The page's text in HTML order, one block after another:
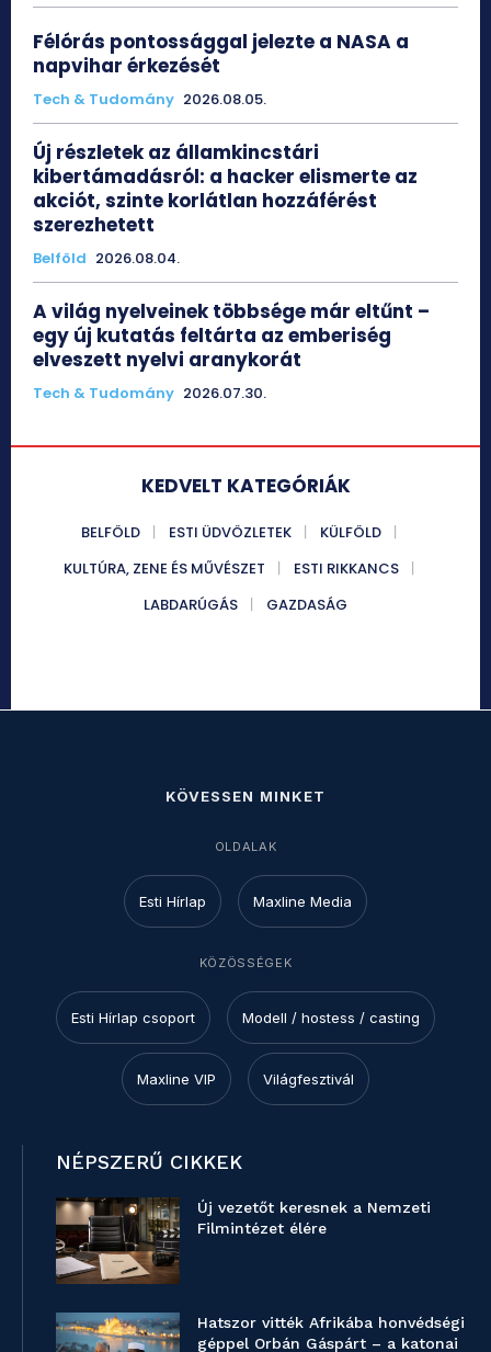
Félórás pontossággal jelezte a NASA a
napvihar érkezését
Tech & Tudomány 2026.08.05.
Új részletek az államkincstári
kibertámadásról: a hacker elismerte az
akciót, szinte korlátlan hozzáférést
szerezhetett
Belföld 2026.08.04.
A világ nyelveinek többsége már eltűnt –
egy új kutatás feltárta az emberiség
elveszett nyelvi aranykorát
Tech & Tudomány 2026.07.30.
KEDVELT KATEGÓRIÁK
BELFÖLD ESTI ÜDVÖZLETEK
KÜLFÖLD
KULTÚRA, ZENE ÉS MŰVÉSZET
ESTI RIKKANCS
LABDARÚGÁS
GAZDASÁG
KÖVESSEN MINKET
OLDALAK
Esti Hírlap Maxline Media
KÖZÖSSÉGEK
Esti Hírlap csoport Modell / hostess / casting
Maxline VIP Világfesztivál
NÉPSZERŰ CIKKEK
Új vezetőt keresnek a Nemzeti
Filmintézet élére
Hatszor vitték Afrikába honvédségi
géppel Orbán Gáspárt – a katonai